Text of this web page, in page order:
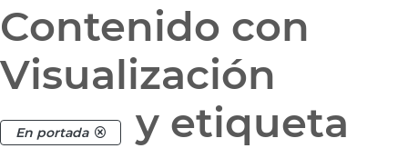
Contenido con
Visualización
En portada
y etiqueta